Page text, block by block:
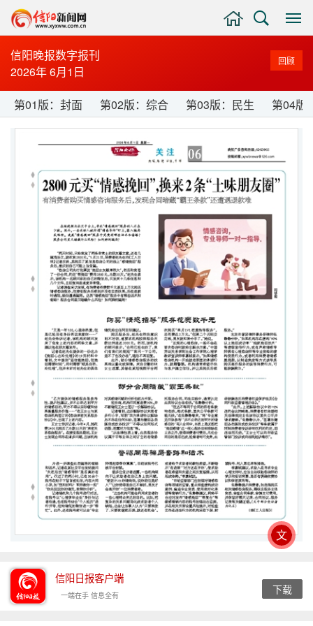
显
示
与
隐
侧
边
栏
搜
索
主
页
信阳晚报数字报刊
2026年 6月1日
回顾
第01版：封面 第02版：综合 第03版：民生 第04版
信阳日报客户端
一端在手 信息全有 下载
文